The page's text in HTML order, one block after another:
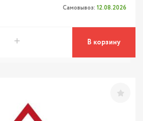
Самовывоз: 12.08.2026
В корзину